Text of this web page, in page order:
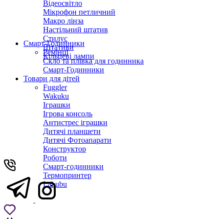
Відеосвітло
Мікрофон петличний
Макро лінза
Настільний штатив
Стилус
Штативи
Кільцеві лампи
Смарт-Годинники
Ремінці
Скло та плівка для годинника
Смарт-Годинники
Товари для дітей
Fuggler
Wakuku
Іграшки
Ігрова консоль
Антистрес іграшки
Дитячi планшети
Дитячі Фотоапарати
Конструктор
Роботи
Смарт-годинники
Термопринтер
Labubu